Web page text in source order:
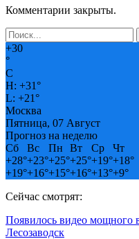
Комментарии закрыты.
+30
°
C
H: +31°
L: +21°
Москва
Пятница, 07 Август
Прогноз на неделю
Сб
Вс Пн Вт Ср
Чт
+28°+23°+25°+25°+19°+18°
+19°+16°+15°+16°+13°+9°
Сейчас смотрят:
Появилось видео мощного
Лесозаводск